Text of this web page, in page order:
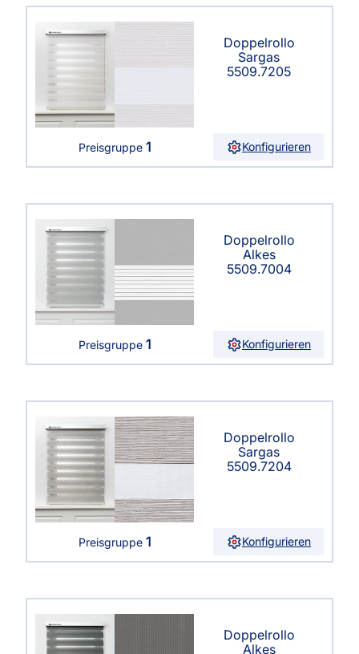
Doppelrollo
Sargas
5509.7205
Preisgruppe 1 Konfigurieren
Doppelrollo
Alkes
5509.7004
Preisgruppe 1 Konfigurieren
Doppelrollo
Sargas
5509.7204
Preisgruppe 1 Konfigurieren
Doppelrollo
Alkes